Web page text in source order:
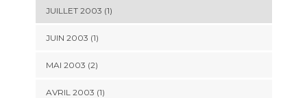
JUILLET 2003 (1)
JUIN 2003 (1)
MAI 2003 (2)
AVRIL 2003 (1)